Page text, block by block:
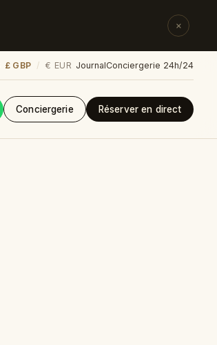
×
£ GBP / € EUR JournalConciergerie 24h/24
Conciergerie Réserver en direct